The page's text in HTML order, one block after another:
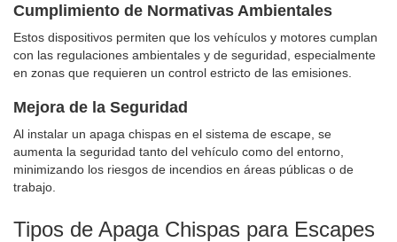
Cumplimiento de Normativas Ambientales
Estos dispositivos permiten que los vehículos y motores cumplan
con las regulaciones ambientales y de seguridad, especialmente
en zonas que requieren un control estricto de las emisiones.
Mejora de la Seguridad
Al instalar un apaga chispas en el sistema de escape, se
aumenta la seguridad tanto del vehículo como del entorno,
minimizando los riesgos de incendios en áreas públicas o de
trabajo.
Tipos de Apaga Chispas para Escapes